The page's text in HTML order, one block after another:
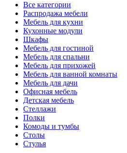
Все категории
Распродажа мебели
Мебель для кухни
Кухонные модули
Шкафы
Мебель для гостиной
Мебель для спальни
Мебель для прихожей
Мебель для ванной комнаты
Мебель для дачи
Офисная мебель
Детская мебель
Стеллажи
Полки
Комоды и тумбы
Столы
Стулья